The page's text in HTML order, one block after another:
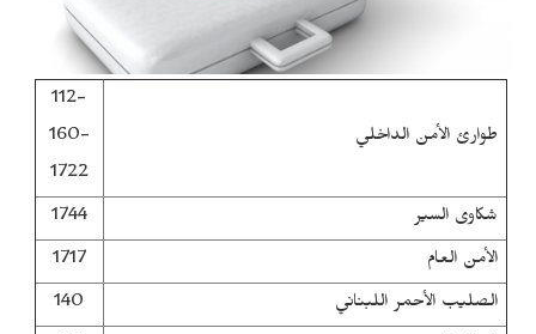
طوارئ الأمن الداخلي
112-
160-
1722
شكاوى السير
1744
الأمن العام
1717
الصليب الأحمر اللبناني
140